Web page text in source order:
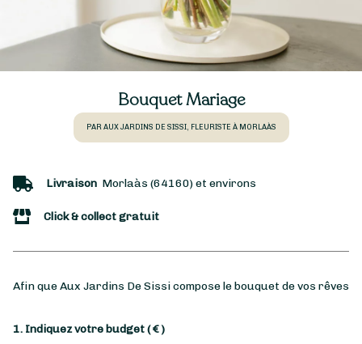
Bouquet Mariage
PAR AUX JARDINS DE SISSI, FLEURISTE À MORLAÀS
Livraison Morlaàs (64160) et environs
Click & collect gratuit
Afin que Aux Jardins De Sissi compose le bouquet de vos rêves
1. Indiquez votre budget( € )